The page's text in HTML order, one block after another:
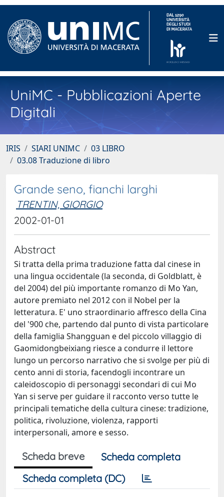
UniMC - Pubblicazioni Aperte
Digitali
IRIS SIARI UNIMC
03 LIBRO
03.08 Traduzione di libro
Grande seno, fianchi larghi
TRENTIN, GIORGIO
2002-01-01
Abstract
Si tratta della prima traduzione fatta dal cinese in
una lingua occidentale (la seconda, di Goldblatt, è
del 2004) del più importante romanzo di Mo Yan,
autore premiato nel 2012 con il Nobel per la
letteratura. E' uno straordinario affresco della Cina
del '900 che, partendo dal punto di vista particolare
della famiglia Shangguan e del piccolo villaggio di
Gaomidongbeixiang riesce a condurre il lettore
lungo un percorso narrativo che si svolge per più di
cento anni di storia, facendogli incontrare un
caleidoscopio di personaggi secondari di cui Mo
Yan si serve per guidare il racconto verso tutte le
principali tematiche della cultura cinese: tradizione,
politica, rivoluzione, violenza, rapporti
interpersonali, amore e sesso.
Scheda breve
Scheda completa
Scheda completa (DC)